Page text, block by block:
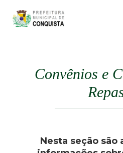
P
Convênios e
Nesta seção são